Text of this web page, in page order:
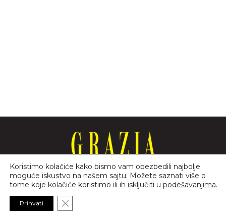
GRAZIA.RS je web izdanje print magazina GRAZIA u Srbiji.
Koristimo kolačiće kako bismo vam obezbedili najbolje
moguće iskustvo na našem sajtu. Možete saznati više o
tome koje kolačiće koristimo ili ih isključiti u podešavanjima.
Prihvati Close GDPR Cookie Banner